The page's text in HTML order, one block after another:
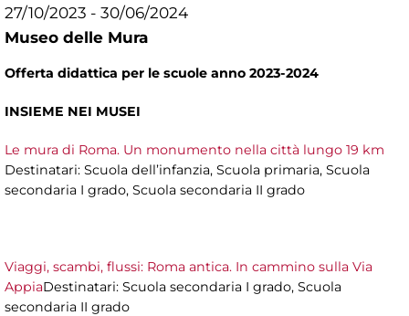
27/10/2023 - 30/06/2024
Museo delle Mura
Offerta didattica per le scuole anno 2023-2024
INSIEME NEI MUSEI
Le mura di Roma. Un monumento nella città lungo 19 km
Destinatari: Scuola dell’infanzia, Scuola primaria, Scuola
secondaria I grado, Scuola secondaria II grado
Viaggi, scambi, flussi: Roma antica. In cammino sulla Via
AppiaDestinatari: Scuola secondaria I grado, Scuola
secondaria II grado